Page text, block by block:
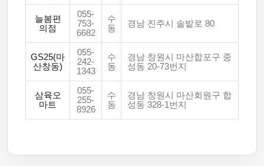
늘봄편
의점
055-
753-
6682
수
동
경남 진주시 솔밭로 80
GS25(마
산창동)
055-
242-
1343
수
동
경남 창원시 마산합포구 중
성동 20-73번지
삼육오
마트
055-
255-
8926
수
동
경남 창원시 마산회원구 합
성동 328-1번지